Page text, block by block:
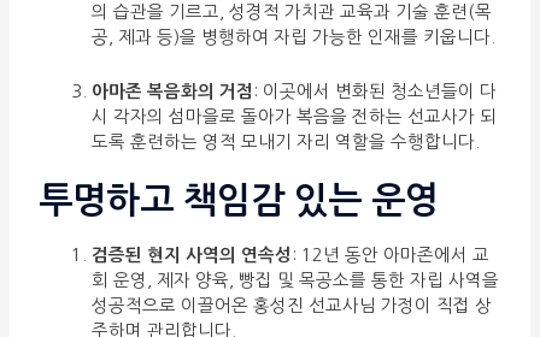
의 습관을 기르고, 성경적 가치관 교육과 기술 훈련(목
공, 제과 등)을 병행하여 자립 가능한 인재를 키웁니다.
아마존 복음화의 거점 : 이곳에서 변화된 청소년들이 다
시 각자의 섬마을로 돌아가 복음을 전하는 선교사가 되
도록 훈련하는 영적 모내기 자리 역할을 수행합니다.
투명하고 책임감 있는 운영
검증된 현지 사역의 연속성 : 12년 동안 아마존에서 교
회 운영, 제자 양육, 빵집 및 목공소를 통한 자립 사역을
성공적으로 이끌어온 홍성진 선교사님 가정이 직접 상
주하며 관리합니다.